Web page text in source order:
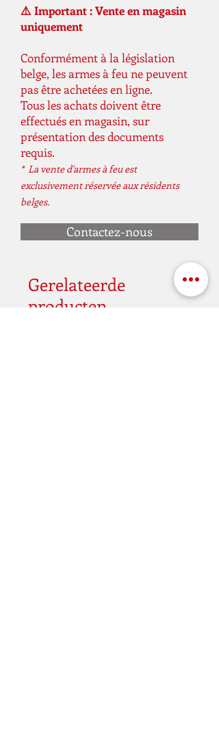
Détente : Simple action
Sécurité : Sécurité de détente
Longueur : 202 mm
Poids : 710 g
On vous présente ici l'ancienne version
mais c est le meme principe pour
https://youtu.be/Akh-Ly5lo8g
⚠️ Important : Vente en magasin
uniquement
Conformément à la législation
belge, les armes à feu ne peuvent
pas être achetées en ligne.
Tous les achats doivent être
effectués en magasin, sur
présentation des documents
requis.
* La vente d'armes à feu est
exclusivement réservée aux résidents
belges.
Contactez-nous
Gerelateerde
producten